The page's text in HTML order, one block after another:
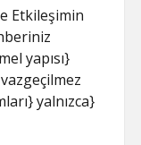
Etkileşimin
yapısı}
yalnızca}